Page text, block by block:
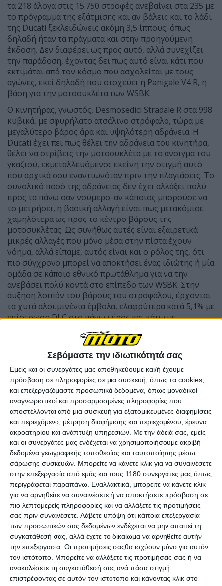
Σεβόμαστε την ιδιωτικότητά σας
Εμείς και οι συνεργάτες μας αποθηκεύουμε και/ή έχουμε
πρόσβαση σε πληροφορίες σε μια συσκευή, όπως τα cookies,
και επεξεργαζόμαστε προσωπικά δεδομένα, όπως μοναδικοί
αναγνωριστικοί και προσαρμοσμένες πληροφορίες που
αποστέλλονται από μια συσκευή για εξατομικευμένες διαφημίσεις
και περιεχόμενο, μέτρηση διαφήμισης και περιεχομένου, έρευνα
ακροατηρίου και ανάπτυξη υπηρεσιών. Με την άδειά σας, εμείς
και οι συνεργάτες μας ενδέχεται να χρησιμοποιήσουμε ακριβή
δεδομένα γεωγραφικής τοποθεσίας και ταυτοποίησης μέσω
σάρωσης συσκευών. Μπορείτε να κάνετε κλικ για να συναινέσετε
στην επεξεργασία από εμάς και τους 1180 συνεργάτες μας όπως
περιγράφεται παραπάνω. Εναλλακτικά, μπορείτε να κάνετε κλικ
για να αρνηθείτε να συναινέσετε ή να αποκτήσετε πρόσβαση σε
πιο λεπτομερείς πληροφορίες και να αλλάξετε τις προτιμήσεις
σας πριν συναινέσετε. Λάβετε υπόψη ότι κάποια επεξεργασία
των προσωπικών σας δεδομένων ενδέχεται να μην απαιτεί τη
συγκατάθεσή σας, αλλά έχετε το δικαίωμα να αρνηθείτε αυτήν
την επεξεργασία. Οι προτιμήσεις σαςθα ισχύουν μόνο για αυτόν
τον ιστότοπο. Μπορείτε να αλλάξετε τις προτιμήσεις σας ή να
ανακαλέσετε τη συγκατάθεσή σας ανά πάσα στιγμή
επιστρέφοντας σε αυτόν τον ιστότοπο και κάνοντας κλικ στο
τα 218 άλογα στις 15.750 στροφές ανεβαίνει στα 235 με
το πρόγραμμα της εξάτμισης και αν βάλεις και το λάδι
της Ducati ξεκλειδώνεις ακόμη 3,5 ίππους, όπως
δηλαδή ήταν τα πράγματα και στην προηγούμενη
έκδοση. Δεν διαφέρει ως προς αυτό, αλλά συνεχίζει
την παράδοση, έχοντας δει πως αυτό είναι κάτι που
εκτιμάται από τον κόσμο που ασχολείται με τους
αγώνες, εκεί δηλαδή που στοχεύει η Panigale V4 R, η
βάση για την μοτοσυκλέτα των WSBK.
Ο κινητήρας, γνωστός, Desmosedici Stradale R στα 998
κυβικά, με σφυρήλατο ατσάλινο στρόφαλο, τώρα με
μεγαλύτερο βάρος άρα και υψηλότερη αδράνεια. Η
Ducati έχει πει πως θέλει την αδράνεια του κινητήρα,
θέλει να στρίβεις την μοτοσυκλέτα με το άνοιγμα του
γκαζιού, εκμεταλλευόμενος εκείνη την στιγμή αυτό
που αρχικά σου εναντιωνόταν πριν την πλαγιάσεις. Το
συνολικό ποσό της αδράνειας δεν έχει αλλάξει πολύ
προς τα πάνω σαν νούμερο, αν κάποιος μπορούσε να
το μετρήσει, η βασική αλλαγή είναι πως μετακόμισε
χαμηλότερα ως προς το κέντρο βάρους της
μοτοσυκλέτας. Ως συνήθως αυτές είναι εξαιρετικά
μικρές αλλαγές που μόνο μέσα στην πίστα έχουν
νόημα, αλλά είπαμε, αυτός είναι και ο ρόλος της, ότι
πιο σύγχρονο μπορεί να αποκτήσει ένας ιδιώτης ή μία
ομάδα σε κάποιο εθνικό πρωτάθλημα για να την
ανεβάσει πολύ κοντά στο επίπεδο των WSBK. Στην
άυξηση λοιπόν του βάρους του στροφάλου, έρχονται
τα χυτά αλουμινένια έμβολα, ελαφρύτερα κατά 5,1% με
επίστρωση DLC στο πάνω μέρος και κάτω με
Βασική αλλαγή είναι η χρήση του DRG (Ducati Racing
Gearbox) που ταυτόχρονα έρχεται και με το σύστημα
κλειδώματος νεκράς. Αυτό είναι απαραίτητο, δηλαδή
πηγαίνει με τον τύπο που αγωνιστικού κιβωτίου ώστε
να μην μπορείς να βάλεις νεκρά κατεβάζοντας πριν
την στροφή. Ο κίνδυνος είναι μεγαλύτερος από πριν
γιατί η νεκρά είναι τώρα κάτω από την πρώτη και δεν
είναι καθόλου δύσκολο, ακόμη και για τον πλέον
έμπειρο να συνεχίσει να πιέζει τον λεβιέ.
Με την νεκρά να φεύγει ανάμεσα από την πρώτη και
την δευτέρα καθιστά αυτή την αλλαγή ταχύτερη και
εξαλείφει την πιθανότητα να μην πάει κάτι καλά στην
χρήση του quickshifter. Το κλείδωμα νεκράς, πατέντα
της Ducati, τουλάχιστον με τον συγκεκριμένο τρόπο
υλοποίησης, δεν σε αφήνει να βάλεις νεκρά αν δεν
κάνεις τους ίδιους ακριβώς συνδυασμούς με την
μανέτα που κάνουν και στα WSBK!